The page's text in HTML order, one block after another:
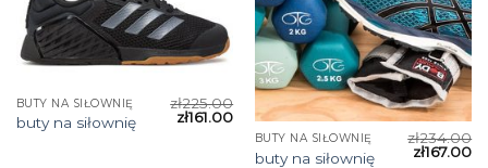
BUTY NA SIŁOWNIĘ
buty na siłownię
zł225.00
zł161.00
BUTY NA SIŁOWNIĘ
buty na siłownię
zł234.00
zł167.00